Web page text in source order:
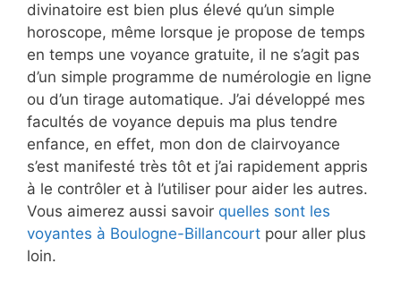
divinatoire est bien plus élevé qu’un simple
horoscope, même lorsque je propose de temps
en temps une voyance gratuite, il ne s’agit pas
d’un simple programme de numérologie en ligne
ou d’un tirage automatique. J’ai développé mes
facultés de voyance depuis ma plus tendre
enfance, en effet, mon don de clairvoyance
s’est manifesté très tôt et j’ai rapidement appris
à le contrôler et à l’utiliser pour aider les autres.
Vous aimerez aussi savoir quelles sont les
voyantes à Boulogne-Billancourt pour aller plus
loin.